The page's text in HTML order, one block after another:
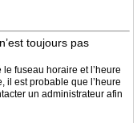
toujours pas
fuseau horaire et l’heure
il est probable que l’heure
un administrateur afin